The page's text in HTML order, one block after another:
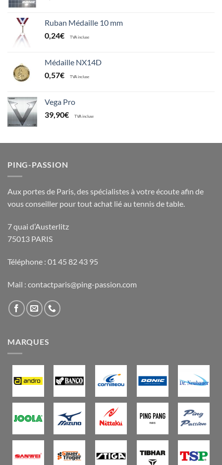
Ruban Médaille 10 mm
0,24€ TVA incluse
Médaille NX14D
0,57€ TVA incluse
Vega Pro
39,90€ TVA incluse
PING-PASSION
Aux portes de Paris, des spécialistes à votre écoute afin de
vous conseiller pour tout achat lié au tennis de table.
7 quai d’Austerlitz
75013 PARIS
Téléphone : 01 45 82 43 95
Mail : contactparis@ping-passion.com
MARQUES